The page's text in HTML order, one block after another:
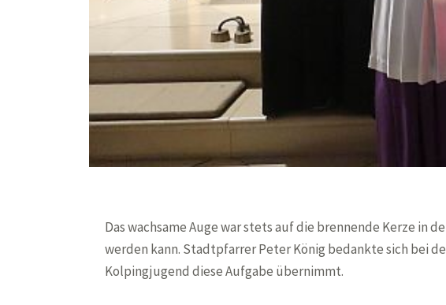
Das wachsame Auge war stets auf die brennende Kerze in
werden kann. Stadtpfarrer Peter König bedankte sich bei
Kolpingjugend diese Aufgabe übernimmt.